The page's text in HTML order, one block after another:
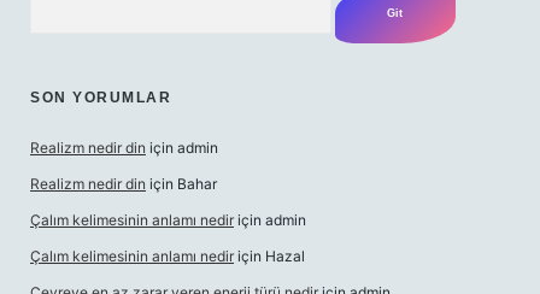
SON YORUMLAR
Realizm nedir din için admin
Realizm nedir din için Bahar
Çalım kelimesinin anlamı nedir için admin
Çalım kelimesinin anlamı nedir için Hazal